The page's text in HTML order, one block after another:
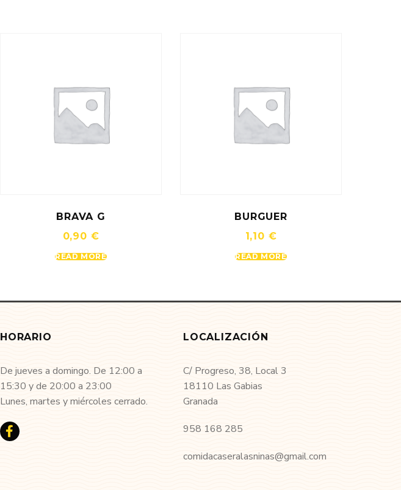
BRAVA G
0,90 €
READ MORE
BURGUER
1,10 €
READ MORE
HORARIO
De jueves a domingo. De 12:00 a
15:30 y de 20:00 a 23:00
Lunes, martes y miércoles cerrado.
LOCALIZACIÓN
C/ Progreso, 38, Local 3
18110 Las Gabias
Granada
958 168 285
comidacaseralasninas@gmail.com